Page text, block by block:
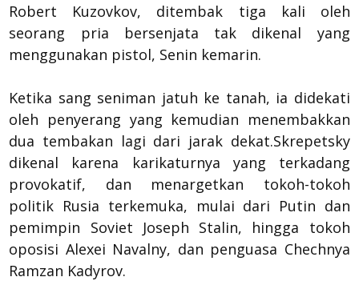
Robert Kuzovkov, ditembak tiga kali oleh
seorang pria bersenjata tak dikenal yang
menggunakan pistol, Senin kemarin.
Ketika sang seniman jatuh ke tanah, ia didekati
oleh penyerang yang kemudian menembakkan
dua tembakan lagi dari jarak dekat.Skrepetsky
dikenal karena karikaturnya yang terkadang
provokatif, dan menargetkan tokoh-tokoh
politik Rusia terkemuka, mulai dari Putin dan
pemimpin Soviet Joseph Stalin, hingga tokoh
oposisi Alexei Navalny, dan penguasa Chechnya
Ramzan Kadyrov.